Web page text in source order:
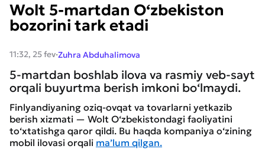
Wolt 5-martdan O‘zbekiston
bozorini tark etadi
11:32, 25 fev·Zuhra Abduhalimova
5-martdan boshlab ilova va rasmiy veb-sayt
orqali buyurtma berish imkoni bo‘lmaydi.
Finlyandiyaning oziq-ovqat va tovarlarni yetkazib
berish xizmati — Wolt O‘zbekistondagi faoliyatini
to‘xtatishga qaror qildi. Bu haqda kompaniya o‘zining
mobil ilovasi orqali ma’lum qilgan.